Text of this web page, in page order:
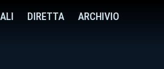
DIRETTA ARCHIVIO